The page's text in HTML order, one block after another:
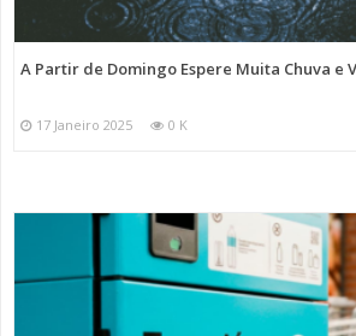
A Partir de Domingo Espere Muita Chuva e
17 Janeiro 2025 0 K